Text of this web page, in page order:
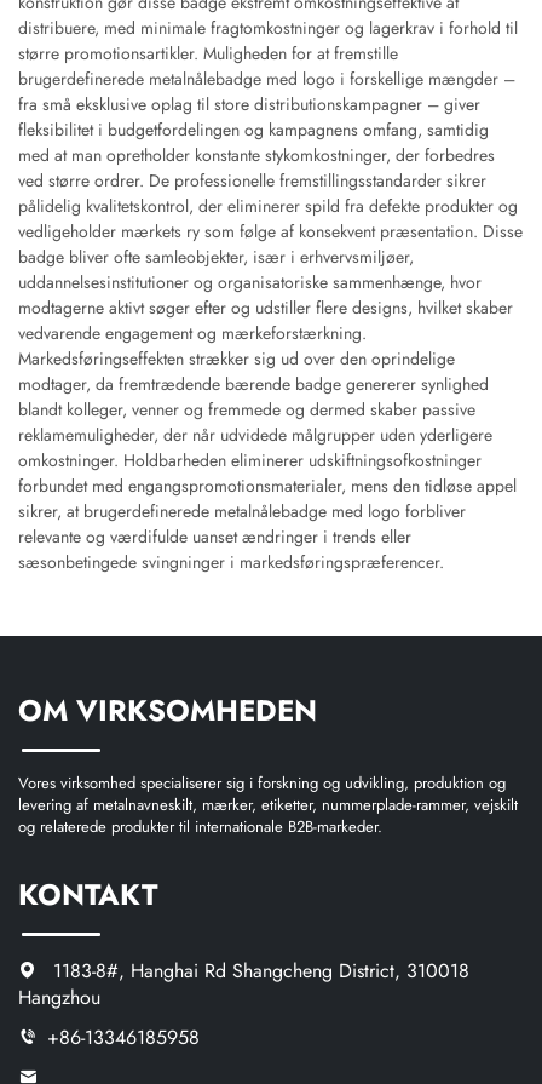
distribuere, med minimale fragtomkostninger og lagerkrav i forhold til
større promotionsartikler. Muligheden for at fremstille
brugerdefinerede metalnålebadge med logo i forskellige mængder –
fra små eksklusive oplag til store distributionskampagner – giver
fleksibilitet i budgetfordelingen og kampagnens omfang, samtidig
med at man opretholder konstante stykomkostninger, der forbedres
ved større ordrer. De professionelle fremstillingsstandarder sikrer
pålidelig kvalitetskontrol, der eliminerer spild fra defekte produkter og
vedligeholder mærkets ry som følge af konsekvent præsentation. Disse
badge bliver ofte samleobjekter, især i erhvervsmiljøer,
uddannelsesinstitutioner og organisatoriske sammenhænge, hvor
modtagerne aktivt søger efter og udstiller flere designs, hvilket skaber
vedvarende engagement og mærkeforstærkning.
Markedsføringseffekten strækker sig ud over den oprindelige
modtager, da fremtrædende bærende badge genererer synlighed
blandt kolleger, venner og fremmede og dermed skaber passive
reklamemuligheder, der når udvidede målgrupper uden yderligere
omkostninger. Holdbarheden eliminerer udskiftningsofkostninger
forbundet med engangspromotionsmaterialer, mens den tidløse appel
sikrer, at brugerdefinerede metalnålebadge med logo forbliver
relevante og værdifulde uanset ændringer i trends eller
sæsonbetingede svingninger i markedsføringspræferencer.
OM VIRKSOMHEDEN
Vores virksomhed specialiserer sig i forskning og udvikling, produktion og
levering af metalnavneskilt, mærker, etiketter, nummerplade-rammer, vejskilt
og relaterede produkter til internationale B2B-markeder.
KONTAKT
1183-8#, Hanghai Rd Shangcheng District, 310018
Hangzhou
+86-13346185958